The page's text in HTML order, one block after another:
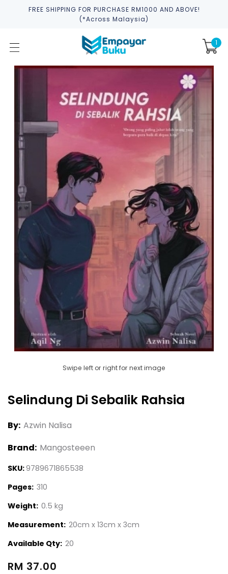
FREE SHIPPING FOR PURCHASE RM1000 AND ABOVE!
(*across Malaysia)
1
Swipe left or right for next image
Selindung Di Sebalik Rahsia
By: Azwin Nalisa
Brand: Mangosteeen
SKU:9789671865538
Pages: 310
Weight: 0.5 kg
Measurement: 20cm x 13cm x 3cm
Available Qty: 20
RM 37.00